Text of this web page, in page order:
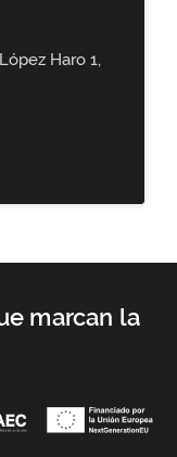
Haro 1,
marcan la